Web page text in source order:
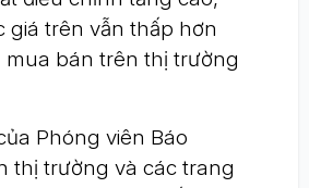
giá trên vẫn thấp hơn
mua bán trên thị trường
Phóng viên Báo
thị trường và các trang